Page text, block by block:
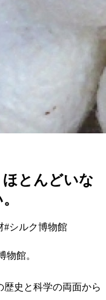
とんどいな
#シルク博物館
物館。
史と科学の両面から